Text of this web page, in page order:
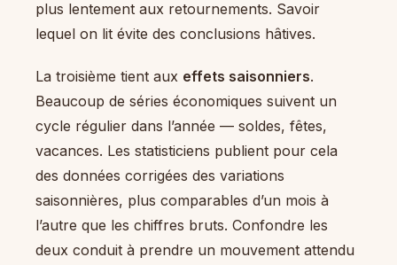
plus lentement aux retournements. Savoir
lequel on lit évite des conclusions hâtives.
La troisième tient aux effets saisonniers.
Beaucoup de séries économiques suivent un
cycle régulier dans l’année — soldes, fêtes,
vacances. Les statisticiens publient pour cela
des données corrigées des variations
saisonnières, plus comparables d’un mois à
l’autre que les chiffres bruts. Confondre les
deux conduit à prendre un mouvement attendu